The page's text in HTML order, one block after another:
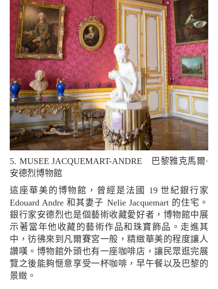
5. MUSEE JACQUEMART-ANDRE 巴黎雅克馬爾·
安德烈博物館
這座華美的博物館，曾經是法國 19 世紀銀行家
Edouard Andre 和其妻子 Nelie Jacquemart 的住宅。
銀行家安德烈也是個藝術收藏愛好者，博物館中展
示著當年他收藏的藝術作品和珠寶飾品。走進其
中，彷彿來到凡爾賽宮一般，精緻華美的程度讓人
讚嘆。博物館外頭也有一座咖啡店，讓民眾逛完展
覽之後能夠愜意享受一杯咖啡，早午餐以及巴黎的
景緻。